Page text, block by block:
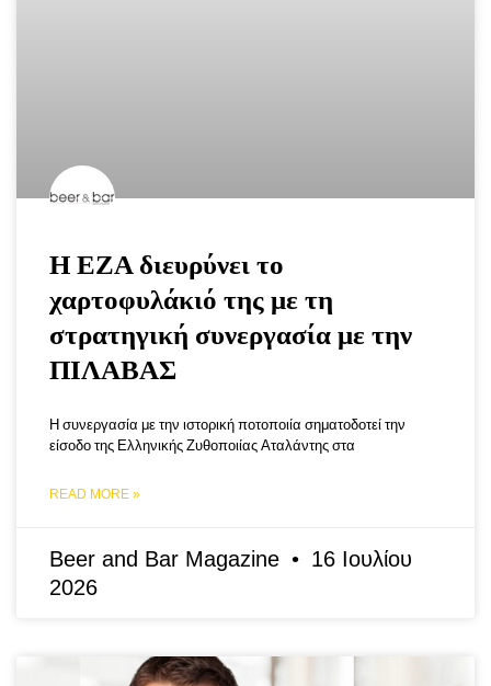
Η ΕΖΑ διευρύνει το
χαρτοφυλάκιό της με τη
στρατηγική συνεργασία με την
ΠΙΛΑΒΑΣ
Η συνεργασία με την ιστορική ποτοποιία σηματοδοτεί την
είσοδο της Ελληνικής Ζυθοποιίας Αταλάντης στα
READ MORE »
Beer and Bar Magazine
16 Ιουλίου
2026